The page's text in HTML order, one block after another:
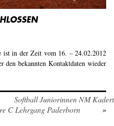
ist in der Zeit vom 16. – 24.02.2012
den bekannten Kontaktdaten wieder
C Lehrgang Paderborn
Softball Juniorinnen NM
»